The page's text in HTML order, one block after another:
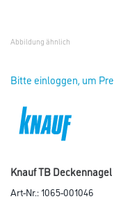
Abbildung ähnlich
Bitte einloggen, um
Knauf TB
Art-Nr.:1065-001046